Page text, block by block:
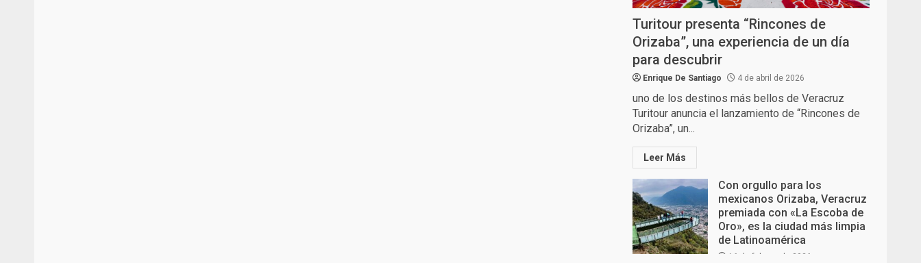
Turitour presenta “Rincones de
Orizaba”, una experiencia de un día
para descubrir
Enrique De Santiago 4 de abril de 2026
uno de los destinos más bellos de Veracruz
Turitour anuncia el lanzamiento de “Rincones de
Orizaba”, un...
Leer Más
Con orgullo para los
mexicanos Orizaba, Veracruz
premiada con «La Escoba de
Oro», es la ciudad más limpia
de Latinoamérica
16 de febrero de 2026